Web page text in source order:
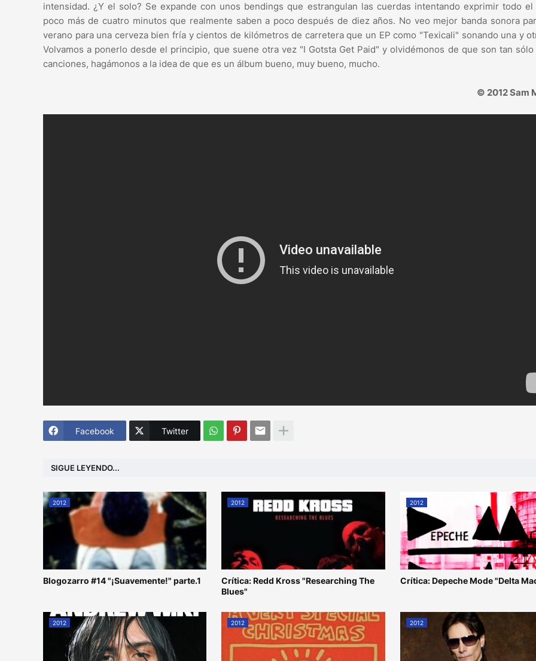
intensidad. ¿Y el solo? Se expande con unos bendings que estrangulan las cuerdas intentando exprimir todo
poco más de cuatro minutos que realmente saben a poco después de diez años. No veo mejor banda sonora
verano para una cerveza bien fría y cientos de kilómetros de carretera que un EP como "Texicali" sonando una y
Volvamos a ponerlo desde el principio, que suene otra vez "I Gotsta Get Paid" y olvidémonos de que son tan
canciones, hagámonos a la idea de que es un álbum bueno, muy bueno, mucho.
© 2012 Sam
Facebook Twitter
SIGUE LEYENDO...
2012
Blogozarro #14 "¡Suavemente!" parte.1
2012
Crítica: Redd Kross "Researching The
Blues"
2012
Crítica: Depeche Mode "Delta
2012 2012 2012